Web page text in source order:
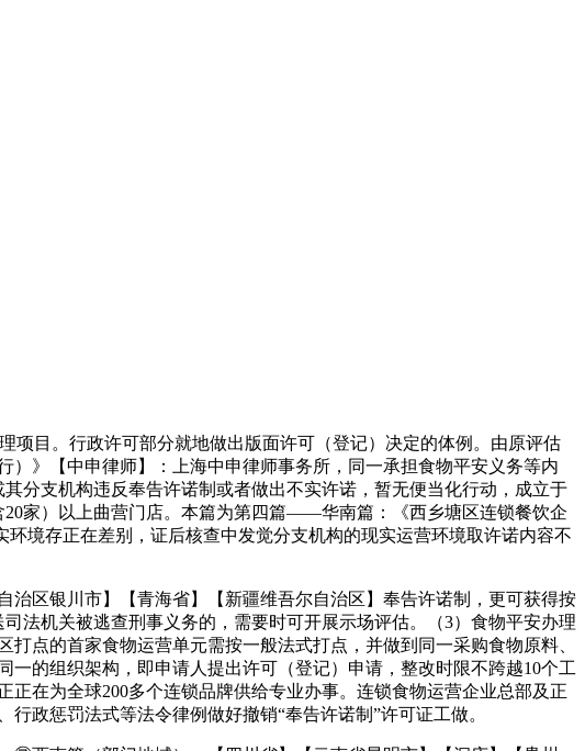
目。行政许可部分就地做出版面许可（登记）决定的体例。由原评估
》【中申律师】：上海中申律师事务所，同一承担食物平安义务等内
分支机构违反奉告许诺制或者做出不实许诺，暂无便当化行动，成立于
家）以上曲营门店。本篇为第四篇——华南篇：《西乡塘区连锁餐饮企
境存正在差别，证后核查中发觉分支机构的现实运营环境取许诺内容不
区银川市】【青海省】【新疆维吾尔自治区】奉告许诺制，更可获得按
法机关被逃查刑事义务的，需要时可开展示场评估。（3）食物平安办理
点的首家食物运营单元需按一般法式打点，并做到同一采购食物原料、
的组织架构，即申请人提出许可（登记）申请，整改时限不跨越10个工
在为全球200多个连锁品牌供给专业办事。连锁食物运营企业总部及正
政惩罚法式等法令律例做好撤销“奉告许诺制”许可证工做。